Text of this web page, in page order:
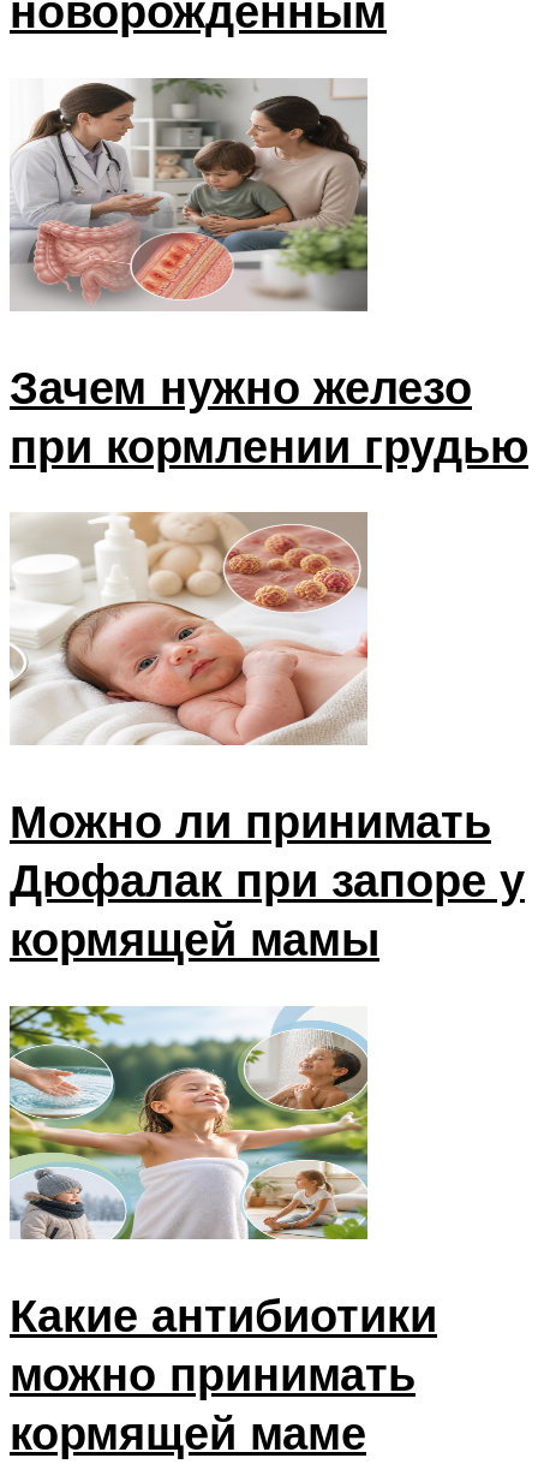
Зачем нужно железо
при кормлении грудью
Можно ли принимать
Дюфалак при запоре у
кормящей мамы
Какие антибиотики
можно принимать
кормящей маме